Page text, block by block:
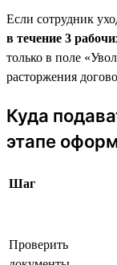
Если сотрудник
в течение 3
только в поле
расторжения
Куда
этапе
Шаг
Проверить